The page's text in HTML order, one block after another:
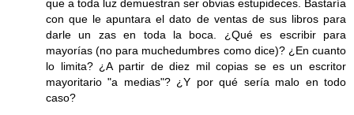
que a toda luz demuestran ser obvias estupideces. Bastaría
con que le apuntara el dato de ventas de sus libros para
darle un zas en toda la boca. ¿Qué es escribir para
mayorías (no para muchedumbres como dice)? ¿En cuanto
lo limita? ¿A partir de diez mil copias se es un escritor
mayoritario "a medias"? ¿Y por qué sería malo en todo
caso?